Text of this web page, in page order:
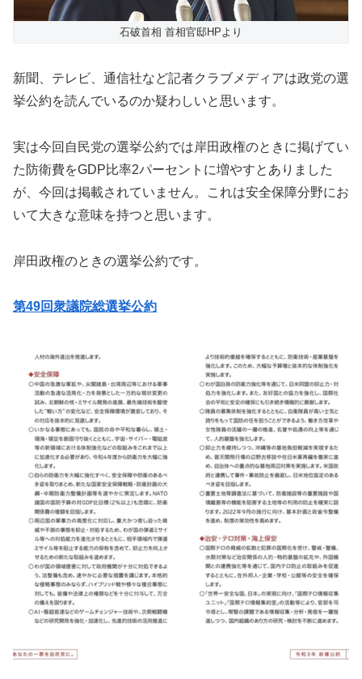
石破首相 首相官邸HPより
新聞、テレビ、通信社など記者クラブメディアは政党の選
挙公約を読んでいるのか疑わしいと思います。
実は今回自民党の選挙公約では岸田政権のときに掲げてい
た防衛費をGDP比率2パーセントに増やすとありました
が、今回は掲載されていません。これは安全保障分野にお
いて大きな意味を持つと思います。
岸田政権のときの選挙公約です。
第49回衆議院総選挙公約